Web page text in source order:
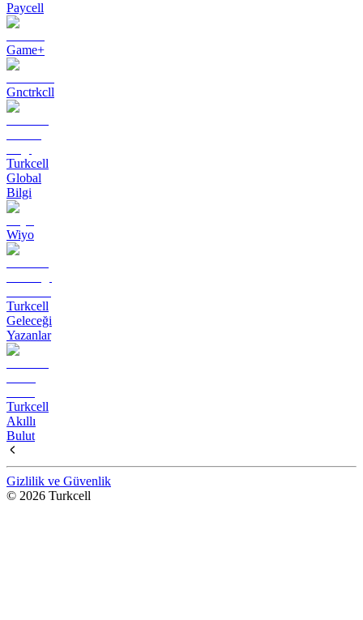
Paycell
Game+
Gnctrkcll
Turkcell
Global
Bilgi
Wiyo
Turkcell
Geleceği
Yazanlar
Turkcell
Akıllı
Bulut
Gizlilik ve Güvenlik
© 2026 Turkcell